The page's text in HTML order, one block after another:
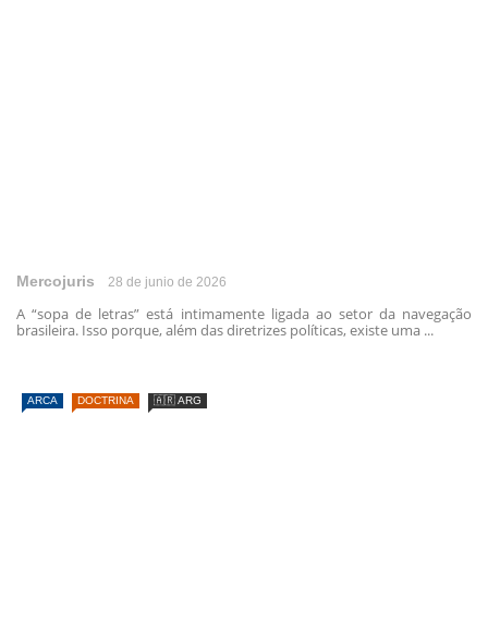
Mercojuris 28 de junio de 2026
A “sopa de letras” está intimamente ligada ao setor da navegação
brasileira. Isso porque, além das diretrizes políticas, existe uma ...
ARCA DOCTRINA 🇦🇷 ARG